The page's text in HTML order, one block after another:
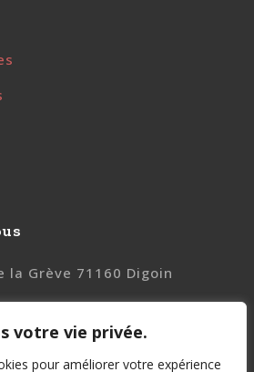
votre vie privée.
pour améliorer votre expérience
la Grève 71160 Digoin